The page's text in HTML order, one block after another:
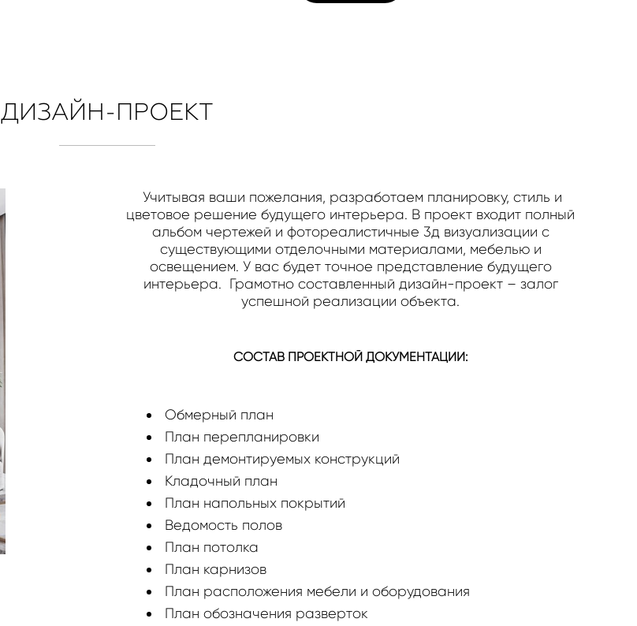
ДИЗАЙН-ПРОЕКТ
Учитывая ваши пожелания, разработаем планировку, стиль и
цветовое решение будущего интерьера. В проект входит полный
альбом чертежей и фотореалистичные 3д визуализации с
существующими отделочными материалами, мебелью и
освещением. У вас будет точное представление будущего
интерьера. Грамотно составленный дизайн-проект – залог
успешной реализации объекта.
СОСТАВ ПРОЕКТНОЙ ДОКУМЕНТАЦИИ:
Обмерный план
План перепланировки
План демонтируемых конструкций
Кладочный план
План напольных покрытий
Ведомость полов
План потолка
План карнизов
План расположения мебели и оборудования
План обозначения разверток